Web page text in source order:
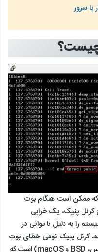
ممکن است هنگام بوت
کرنل پنیک، یک خرابی
را به دلیل نا توانی در
کرنل پنیک نوعی خطای بوت
در سیستم های مبتی بر یونیکس (لینوکس، BSD و macOS) است که